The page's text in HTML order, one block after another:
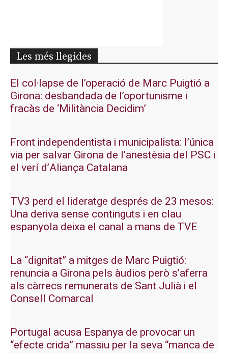
Les més llegides
El col·lapse de l’operació de Marc Puigtió a
Girona: desbandada de l’oportunisme i
fracàs de ‘Militància Decidim’
Front independentista i municipalista: l’única
via per salvar Girona de l’anestèsia del PSC i
el verí d’Aliança Catalana
TV3 perd el lideratge després de 23 mesos:
Una deriva sense continguts i en clau
espanyola deixa el canal a mans de TVE
La “dignitat” a mitges de Marc Puigtió:
renuncia a Girona pels àudios però s’aferra
als càrrecs remunerats de Sant Julià i el
Consell Comarcal
Portugal acusa Espanya de provocar un
“efecte crida” massiu per la seva “manca de